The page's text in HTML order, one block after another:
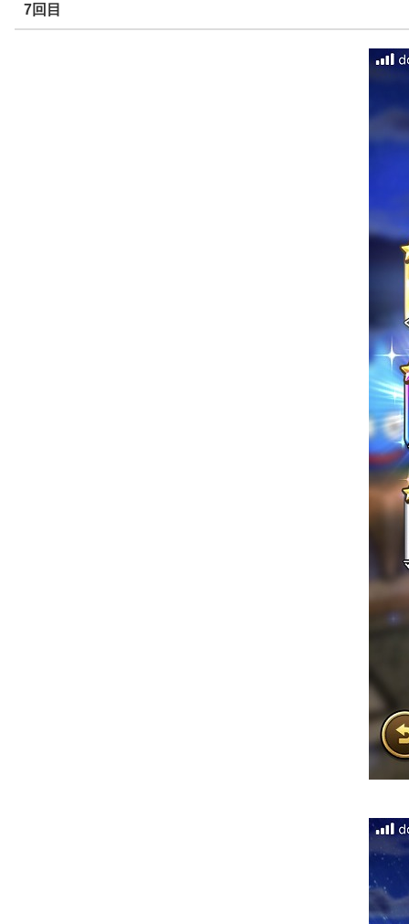
7回目